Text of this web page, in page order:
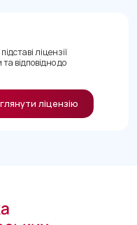
ліцензії
відповідно до
ліцензію